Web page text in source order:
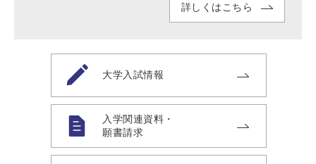
詳しくはこちら
大学入試情報
入学関連資料・
願書請求